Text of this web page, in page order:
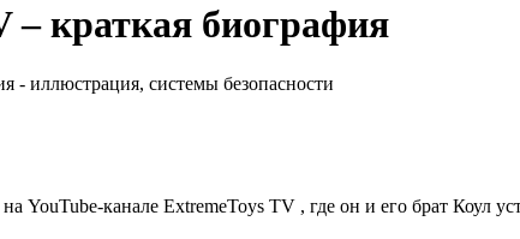
– краткая биография
YouTube-канале ExtremeToys TV , где он и его брат